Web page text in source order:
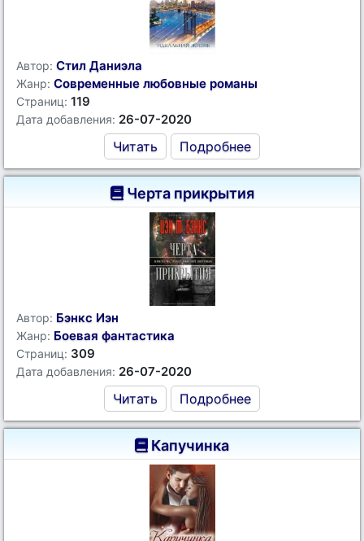
Автор: Стил Даниэла
Жанр: Современные любовные романы
Страниц: 119
Дата добавления: 26-07-2020
Читать Подробнее
Черта прикрытия
Автор: Бэнкс Иэн
Жанр: Боевая фантастика
Страниц: 309
Дата добавления: 26-07-2020
Читать Подробнее
Капучинка